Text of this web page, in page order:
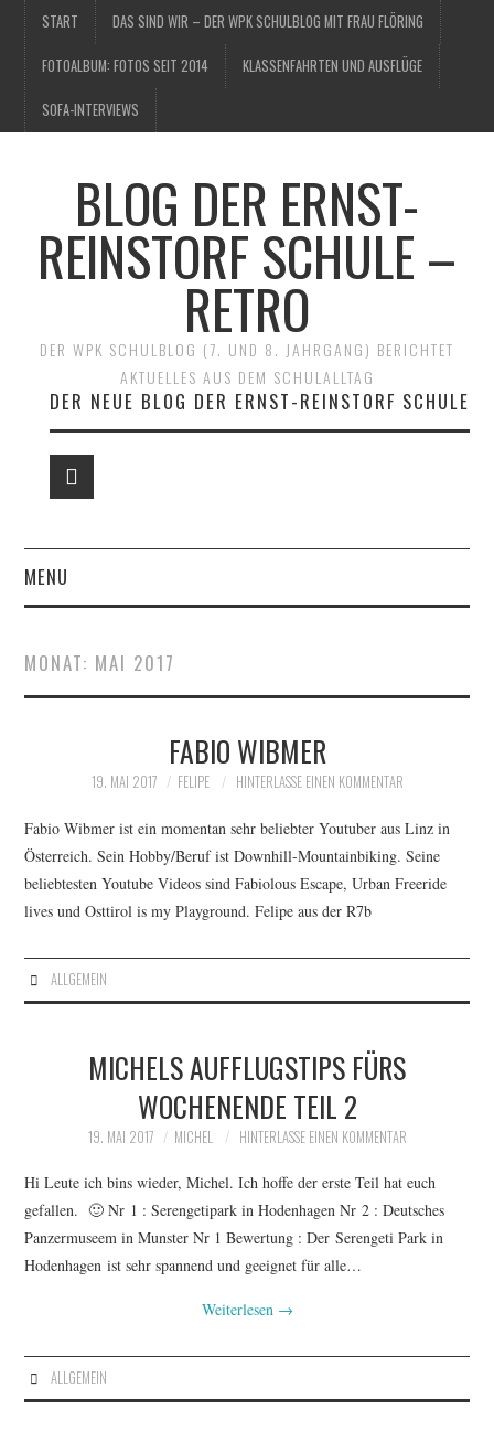
START DAS SIND WIR – DER WPK SCHULBLOG MIT FRAU FLÖRING
FOTOALBUM: FOTOS SEIT 2014 KLASSENFAHRTEN UND AUSFLÜGE
SOFA-INTERVIEWS
BLOG DER ERNST-
REINSTORF SCHULE –
RETRO
DER WPK SCHULBLOG (7. UND 8. JAHRGANG) BERICHTET
AKTUELLES AUS DEM SCHULALLTAG
DER NEUE BLOG DER ERNST-REINSTORF SCHULE
MENU
DAS SIND WIR – DER
WPK SCHULBLOG MIT
FOTOALBUM: FOTOS SEIT
2014
KLASSENFAHRTEN UND
SOFA-INTERVIEWS
MONAT: MAI 2017
FABIO WIBMER
19. MAI 2017 FELIPE HINTERLASSE EINEN KOMMENTAR
Fabio Wibmer ist ein momentan sehr beliebter Youtuber aus Linz in
Österreich. Sein Hobby/Beruf ist Downhill-Mountainbiking. Seine
beliebtesten Youtube Videos sind Fabiolous Escape, Urban Freeride
lives und Osttirol is my Playground. Felipe aus der R7b
ALLGEMEIN
MICHELS AUFFLUGSTIPS FÜRS
WOCHENENDE TEIL 2
19. MAI 2017 MICHEL HINTERLASSE EINEN KOMMENTAR
Hi Leute ich bins wieder, Michel. Ich hoffe der erste Teil hat euch
gefallen. 🙂 Nr 1 : Serengetipark in Hodenhagen Nr 2 : Deutsches
Panzermuseem in Munster Nr 1 Bewertung : Der Serengeti Park in
Hodenhagen ist sehr spannend und geeignet für alle…
Weiterlesen →
ALLGEMEIN